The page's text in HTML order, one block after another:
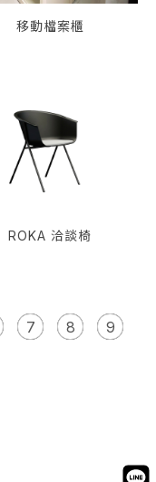
移動檔案櫃
ROKA 洽談椅
7 8
9